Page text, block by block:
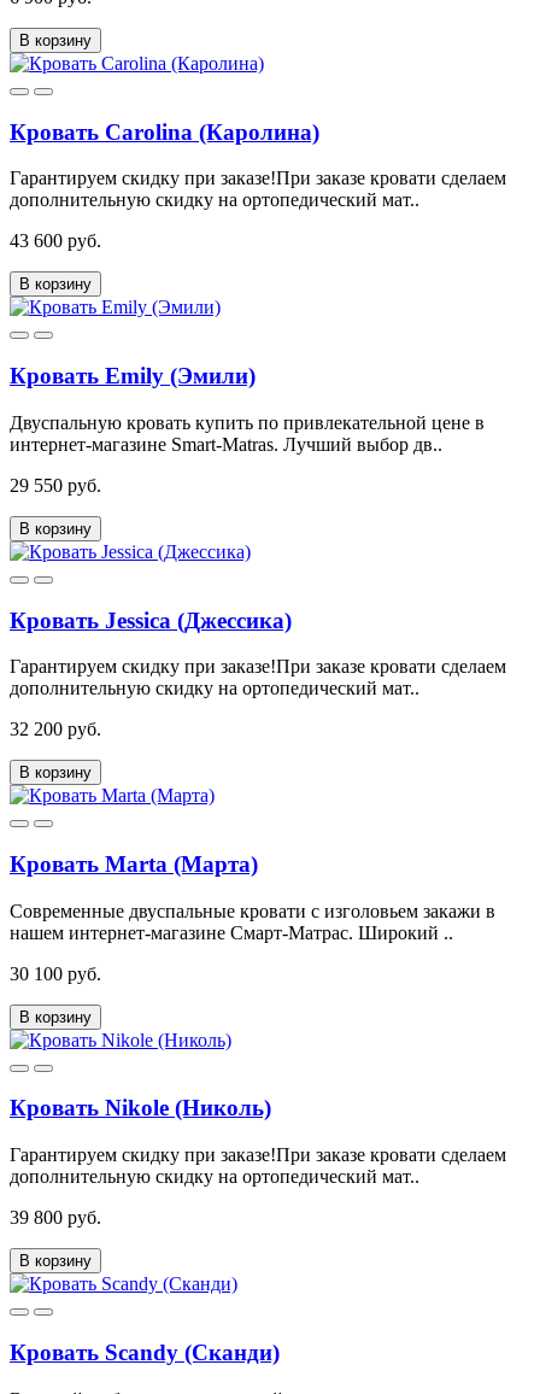
В корзину
Кровать Carolina (Каролина)
Гарантируем скидку при заказе!При заказе кровати сделаем
дополнительную скидку на ортопедический мат..
43 600 руб.
В корзину
Кровать Emily (Эмили)
Двуспальную кровать купить по привлекательной цене в
интернет-магазине Smart-Matras. Лучший выбор дв..
29 550 руб.
В корзину
Кровать Jessica (Джессика)
Гарантируем скидку при заказе!При заказе кровати сделаем
дополнительную скидку на ортопедический мат..
32 200 руб.
В корзину
Кровать Marta (Марта)
Современные двуспальные кровати с изголовьем закажи в
нашем интернет-магазине Смарт-Матрас. Широкий ..
30 100 руб.
В корзину
Кровать Nikole (Николь)
Гарантируем скидку при заказе!При заказе кровати сделаем
дополнительную скидку на ортопедический мат..
39 800 руб.
В корзину
Кровать Scandy (Сканди)